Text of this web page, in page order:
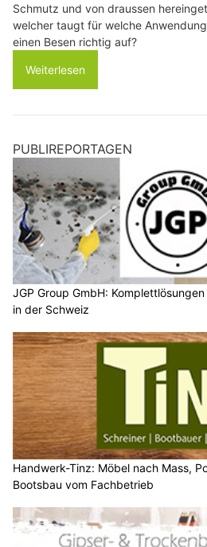
Schmutz und von draussen
welcher taugt für welche
einen Besen richtig auf?
Weiterlesen
PUBLIREPORTAGEN
JGP Group GmbH:
in der Schweiz
Handwerk-Tinz: Möbel nach Mass,
Bootsbau vom Fachbetrieb